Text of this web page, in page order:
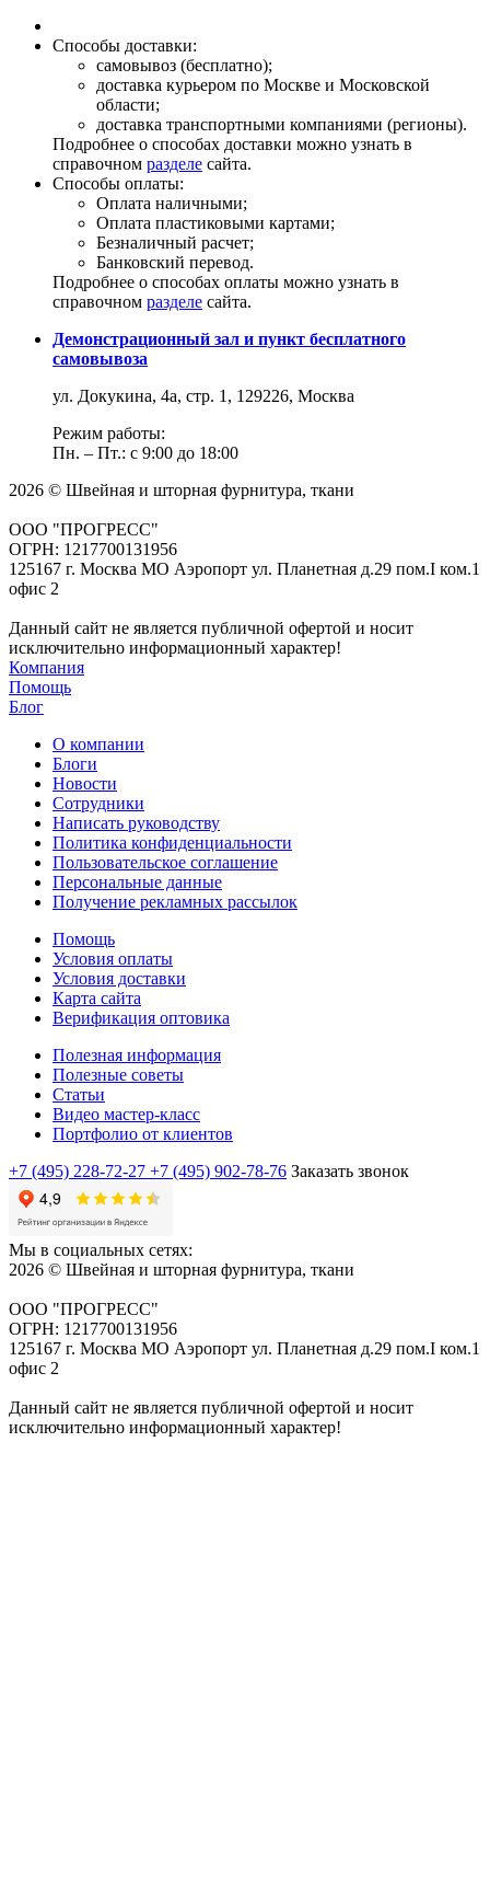
Способы доставки:
самовывоз (бесплатно);
доставка курьером по Москве и Московской
области;
доставка транспортными компаниями (регионы).
Подробнее о способах доставки можно узнать в
справочном разделе сайта.
Способы оплаты:
Оплата наличными;
Оплата пластиковыми картами;
Безналичный расчет;
Банковский перевод.
Подробнее о способах оплаты можно узнать в
справочном разделе сайта.
Демонстрационный зал и пункт бесплатного
самовывоза
ул. Докукина, 4а, стр. 1, 129226, Москва
Режим работы:
Пн. – Пт.: с 9:00 до 18:00
2026 © Швейная и шторная фурнитура, ткани
ООО "ПРОГРЕСС"
ОГРН: 1217700131956
125167 г. Москва МО Аэропорт ул. Планетная д.29 пом.I ком.1
офис 2
Данный сайт не является публичной офертой и носит
исключительно информационный характер!
Компания
Помощь
Блог
О компании
Блоги
Новости
Сотрудники
Написать руководству
Политика конфиденциальности
Пользовательское соглашение
Персональные данные
Получение рекламных рассылок
Помощь
Условия оплаты
Условия доставки
Карта сайта
Верификация оптовика
Полезная информация
Полезные советы
Статьи
Видео мастер-класс
Портфолио от клиентов
+7 (495) 228-72-27 +7 (495) 902-78-76 Заказать звонок
Мы в социальных сетях:
2026 © Швейная и шторная фурнитура, ткани
ООО "ПРОГРЕСС"
ОГРН: 1217700131956
125167 г. Москва МО Аэропорт ул. Планетная д.29 пом.I ком.1
офис 2
Данный сайт не является публичной офертой и носит
исключительно информационный характер!